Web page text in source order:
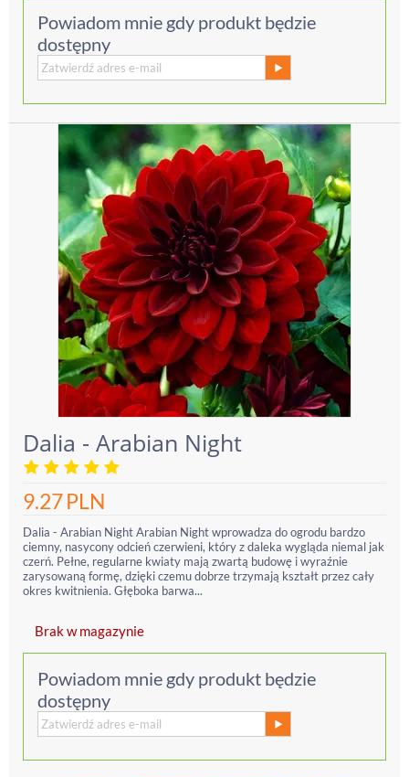
Powiadom mnie gdy produkt będzie
dostępny
Dalia - Arabian Night
9.27PLN
Dalia - Arabian Night Arabian Night wprowadza do ogrodu bardzo
ciemny, nasycony odcień czerwieni, który z daleka wygląda niemal jak
czerń. Pełne, regularne kwiaty mają zwartą budowę i wyraźnie
zarysowaną formę, dzięki czemu dobrze trzymają kształt przez cały
okres kwitnienia. Głęboka barwa...
Brak w magazynie
Powiadom mnie gdy produkt będzie
dostępny